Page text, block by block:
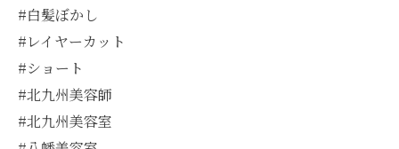
#白髪ぼかし
#レイヤーカット
#ショート
#北九州美容師
#北九州美容室